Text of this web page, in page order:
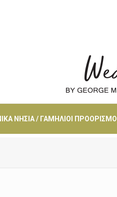
ΝΗΣΙΆ / ΓΑΜΉΛΙΟΙ ΠΡΟΟΡΙΣΜΟΊ